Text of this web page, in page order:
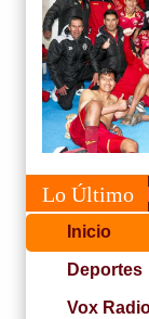
Lo Último
NO
Inicio
Deportes
Vox